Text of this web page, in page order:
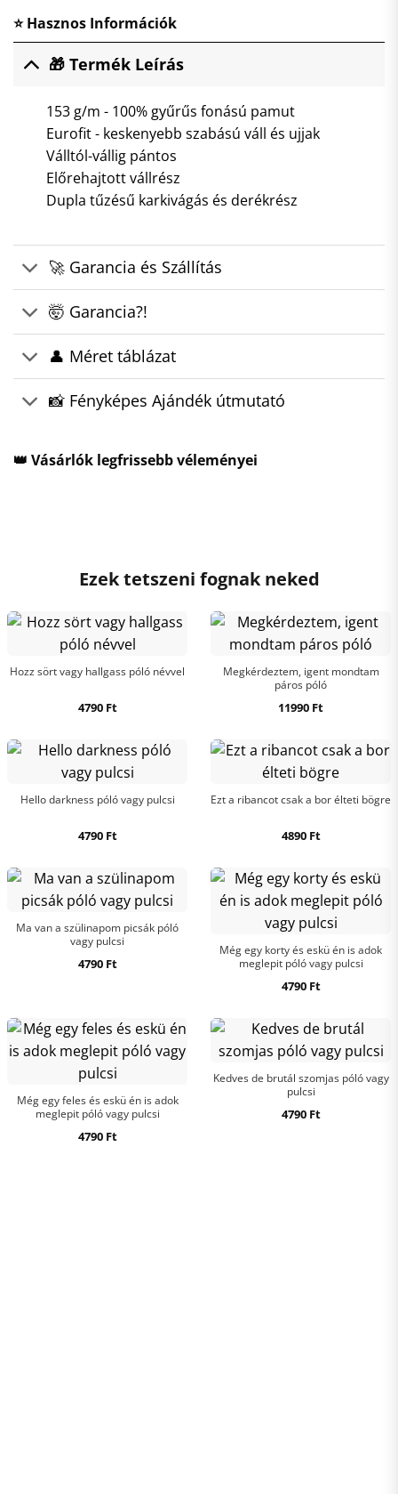
⭐ Hasznos Információk
🎁 Termék Leírás
153 g/m - 100% gyűrűs fonású pamut
Eurofit - keskenyebb szabású váll és ujjak
Válltól-vállig pántos
Előrehajtott vállrész
Dupla tűzésű karkivágás és derékrész
🚀 Garancia és Szállítás
🤯 Garancia?!
👤 Méret táblázat
📸 Fényképes Ajándék útmutató
👑 Vásárlók legfrissebb véleményei
Ezek tetszeni fognak neked
Hozz sört vagy hallgass póló névvel
4790 Ft
Megkérdeztem, igent mondtam
páros póló
11990 Ft
Hello darkness póló vagy pulcsi
4790 Ft
Ezt a ribancot csak a bor élteti bögre
4890 Ft
Ma van a szülinapom picsák póló
vagy pulcsi
4790 Ft
Még egy korty és eskü én is adok
meglepit póló vagy pulcsi
4790 Ft
Még egy feles és eskü én is adok
meglepit póló vagy pulcsi
4790 Ft
Kedves de brutál szomjas póló vagy
pulcsi
4790 Ft